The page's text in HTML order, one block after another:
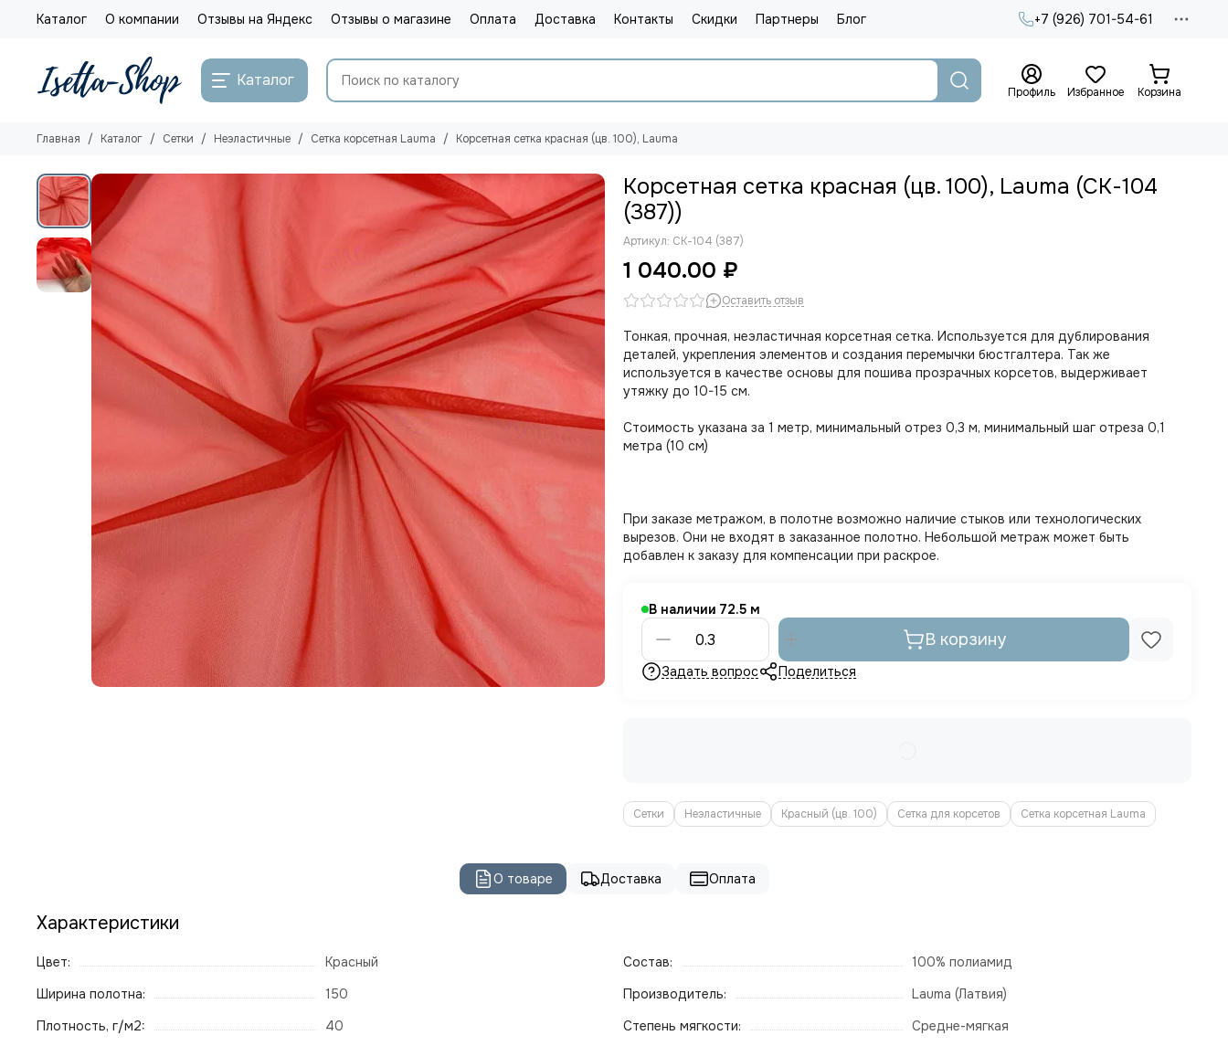
Каталог О компании Отзывы на Яндекс Отзывы о магазине Оплата Доставка Контакты Скидки Партнеры Блог +7 (926) 701-54-61
Каталог
Профиль Избранное Корзина
Главная Каталог Сетки Неэластичные Сетка корсетная Lauma Корсетная cетка красная (цв. 100), Lauma
Корсетная cетка красная (цв. 100), Lauma (СК-104
(387))
Артикул: СК-104 (387)
1 040.00 ₽
Оставить отзыв
Тонкая, прочная, неэластичная корсетная сетка. Используется для дублирования
деталей, укрепления элементов и создания перемычки бюстгалтера. Так же
используется в качестве основы для пошива прозрачных корсетов, выдерживает
утяжку до 10-15 см.
Стоимость указана за 1 метр, минимальный отрез 0,3 м, минимальный шаг отреза 0,1
метра (10 см)
При заказе метражом, в полотне возможно наличие стыков или технологических
вырезов. Они не входят в заказанное полотно. Небольшой метраж может быть
добавлен к заказу для компенсации при раскрое.
В наличии 72.5
В корзину
Задать вопрос Поделиться
Сетки Неэластичные Красный (цв. 100) Сетка для корсетов Сетка корсетная Lauma
О товаре Доставка Оплата
Характеристики
Цвет:
Красный
Ширина полотна:
150
Плотность, г/м2:
40
Состав:
100% полиамид
Производитель:
Lauma (Латвия)
Степень мягкости:
Средне-мягкая